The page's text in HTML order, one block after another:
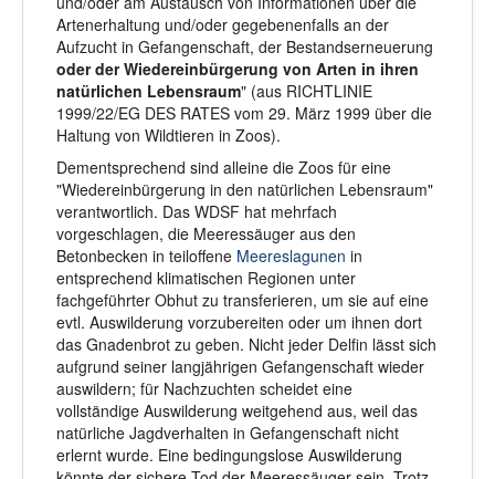
Artenerhaltung und/oder gegebenenfalls an der
Aufzucht in Gefangenschaft, der Bestandserneuerung
oder der Wiedereinbürgerung von Arten in ihren
natürlichen Lebensraum" (aus RICHTLINIE
1999/22/EG DES RATES vom 29. März 1999 über die
Haltung von Wildtieren in Zoos).
Dementsprechend sind alleine die Zoos für eine
"Wiedereinbürgerung in den natürlichen Lebensraum"
verantwortlich. Das WDSF hat mehrfach
vorgeschlagen, die Meeressäuger aus den
Betonbecken in teiloffene Meereslagunen in
entsprechend klimatischen Regionen unter
fachgeführter Obhut zu transferieren, um sie auf eine
evtl. Auswilderung vorzubereiten oder um ihnen dort
das Gnadenbrot zu geben. Nicht jeder Delfin lässt sich
aufgrund seiner langjährigen Gefangenschaft wieder
auswildern; für Nachzuchten scheidet eine
vollständige Auswilderung weitgehend aus, weil das
natürliche Jagdverhalten in Gefangenschaft nicht
erlernt wurde. Eine bedingungslose Auswilderung